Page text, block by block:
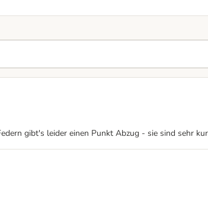
gibt's leider einen Punkt Abzug - sie sind sehr